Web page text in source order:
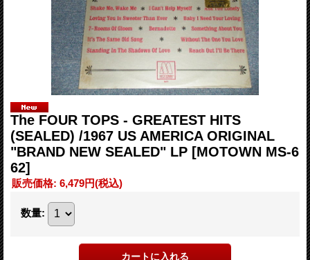
The FOUR TOPS - GREATEST HITS
(SEALED) /1967 US AMERICA ORIGINAL
"BRAND NEW SEALED" LP [MOTOWN MS-6
62]
販売価格: 6,479円(税込)
数量: